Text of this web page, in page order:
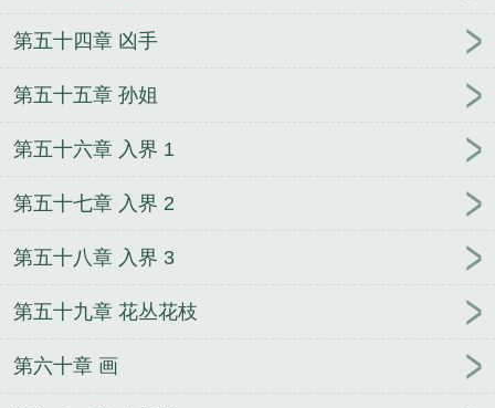
第五十四章 凶手
第五十五章 孙姐
第五十六章 入界 1
第五十七章 入界 2
第五十八章 入界 3
第五十九章 花丛花枝
第六十章 画